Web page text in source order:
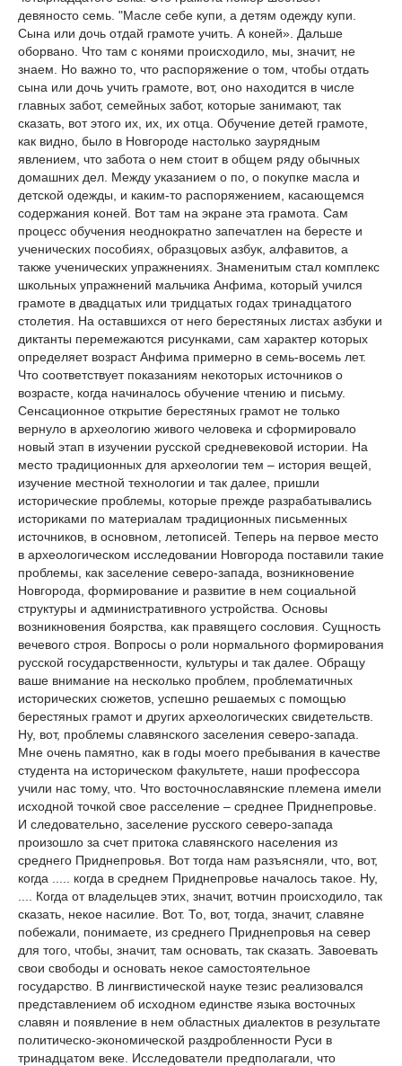
девяносто семь. "Масле себе купи, а детям одежду купи.
Сына или дочь отдай грамоте учить. А коней». Дальше
оборвано. Что там с конями происходило, мы, значит, не
знаем. Но важно то, что распоряжение о том, чтобы отдать
сына или дочь учить грамоте, вот, оно находится в числе
главных забот, семейных забот, которые занимают, так
сказать, вот этого их, их, их отца. Обучение детей грамоте,
как видно, было в Новгороде настолько заурядным
явлением, что забота о нем стоит в общем ряду обычных
домашних дел. Между указанием о по, о покупке масла и
детской одежды, и каким-то распоряжением, касающемся
содержания коней. Вот там на экране эта грамота. Сам
процесс обучения неоднократно запечатлен на бересте и
ученических пособиях, образцовых азбук, алфавитов, а
также ученических упражнениях. Знаменитым стал комплекс
школьных упражнений мальчика Анфима, который учился
грамоте в двадцатых или тридцатых годах тринадцатого
столетия. На оставшихся от него берестяных листах азбуки и
диктанты перемежаются рисунками, сам характер которых
определяет возраст Анфима примерно в семь-восемь лет.
Что соответствует показаниям некоторых источников о
возрасте, когда начиналось обучение чтению и письму.
Сенсационное открытие берестяных грамот не только
вернуло в археологию живого человека и сформировало
новый этап в изучении русской средневековой истории. На
место традиционных для археологии тем – история вещей,
изучение местной технологии и так далее, пришли
исторические проблемы, которые прежде разрабатывались
историками по материалам традиционных письменных
источников, в основном, летописей. Теперь на первое место
в археологическом исследовании Новгорода поставили такие
проблемы, как заселение северо-запада, возникновение
Новгорода, формирование и развитие в нем социальной
структуры и административного устройства. Основы
возникновения боярства, как правящего сословия. Сущность
вечевого строя. Вопросы о роли нормального формирования
русской государственности, культуры и так далее. Обращу
ваше внимание на несколько проблем, проблематичных
исторических сюжетов, успешно решаемых с помощью
берестяных грамот и других археологических свидетельств.
Ну, вот, проблемы славянского заселения северо-запада.
Мне очень памятно, как в годы моего пребывания в качестве
студента на историческом факультете, наши профессора
учили нас тому, что. Что восточнославянские племена имели
исходной точкой свое расселение – среднее Приднепровье.
И следовательно, заселение русского северо-запада
произошло за счет притока славянского населения из
среднего Приднепровья. Вот тогда нам разъясняли, что, вот,
когда ..... когда в среднем Приднепровье началось такое. Ну,
.... Когда от владельцев этих, значит, вотчин происходило, так
сказать, некое насилие. Вот. То, вот, тогда, значит, славяне
побежали, понимаете, из среднего Приднепровья на север
для того, чтобы, значит, там основать, так сказать. Завоевать
свои свободы и основать некое самостоятельное
государство. В лингвистической науке тезис реализовался
представлением об исходном единстве языка восточных
славян и появление в нем областных диалектов в результате
политическо-экономической раздробленности Руси в
тринадцатом веке. Исследователи предполагали, что